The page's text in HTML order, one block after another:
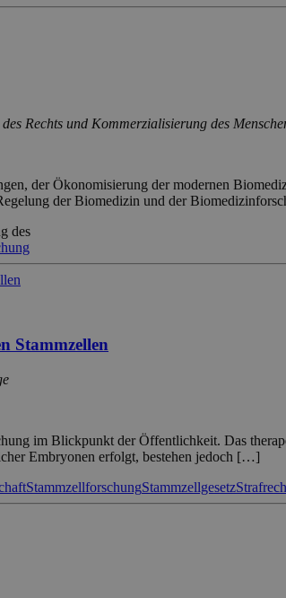
Rechts und Kommerzialisierung des
der Ökonomisierung der modernen
der Biomedizin und der
des
Stammzellen
im Blickpunkt der Öffentlichkeit. Das
Embryonen erfolgt, bestehen jedoch […]
StammzellforschungStammzellgesetz